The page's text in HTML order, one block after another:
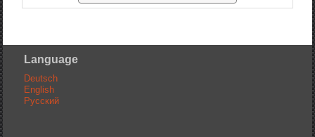
Language
Deutsch
English
Русский